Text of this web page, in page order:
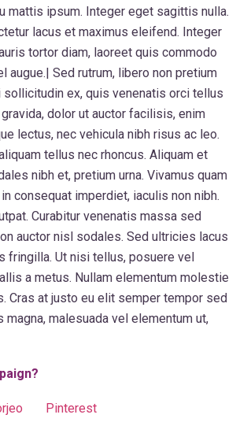
mattis ipsum. Integer eget sagittis nulla.
lacus et maximus eleifend. Integer
tortor diam, laoreet quis commodo
augue.| Sed rutrum, libero non pretium
sollicitudin ex, quis venenatis orci tellus
dolor ut auctor facilisis, enim
lectus, nec vehicula nibh risus ac leo.
tellus nec rhoncus. Aliquam et
nibh et, pretium urna. Vivamus quam
consequat imperdiet, iaculis non nibh.
Curabitur venenatis massa sed
auctor nisl sodales. Sed ultricies lacus
fringilla. Ut nisi tellus, posuere vel
a metus. Nullam elementum molestie
Cras at justo eu elit semper tempor sed
magna, malesuada vel elementum ut,
Pinterest